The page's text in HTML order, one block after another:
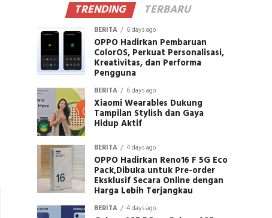
TRENDING TERBARU
BERITA 6 days ago
OPPO Hadirkan Pembaruan
ColorOS, Perkuat Personalisasi,
Kreativitas, dan Performa
Pengguna
BERITA 6 days ago
Xiaomi Wearables Dukung
Tampilan Stylish dan Gaya
Hidup Aktif
BERITA 4 days ago
OPPO Hadirkan Reno16 F 5G Eco
Pack,Dibuka untuk Pre-order
Eksklusif Secara Online dengan
Harga Lebih Terjangkau
BERITA 4 days ago